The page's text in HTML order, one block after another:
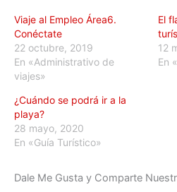
Viaje al Empleo Área6.
Conéctate
22 octubre, 2019
En «Administrativo de
viajes»
El
12
En
¿Cuándo se podrá ir a la
playa?
28 mayo, 2020
En «Guía Turístico»
Dale Me Gusta y Comparte